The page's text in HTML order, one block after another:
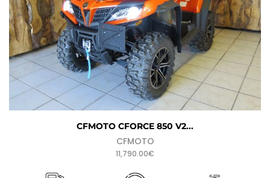
CFMOTO CFORCE 850 V2...
CFMOTO
11,790.00€